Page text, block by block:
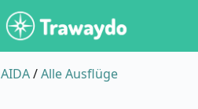
AIDA/Alle Ausflüge